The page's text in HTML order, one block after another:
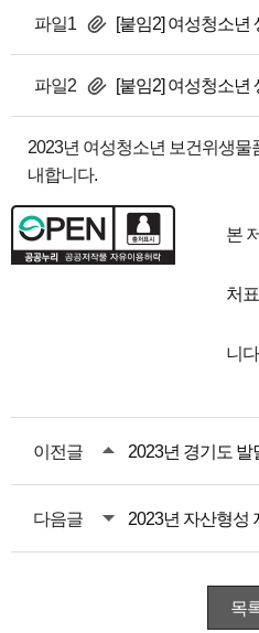
파일1 [붙임2] 여성청소년
파일2 [붙임2] 여성청소년
2023년 여성청소년 보건위생물
내합니다.
본
처표
니
이전글
다음글
목